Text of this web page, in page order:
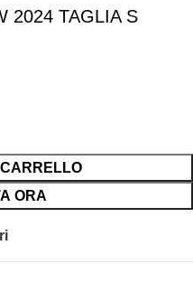
2024 TAGLIA S
ORA